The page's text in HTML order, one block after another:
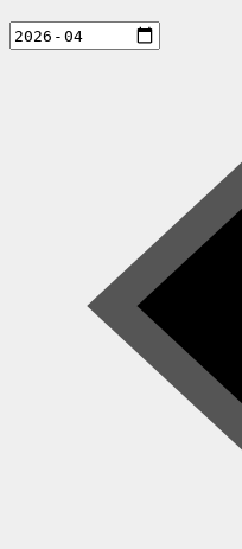
aktiviteter